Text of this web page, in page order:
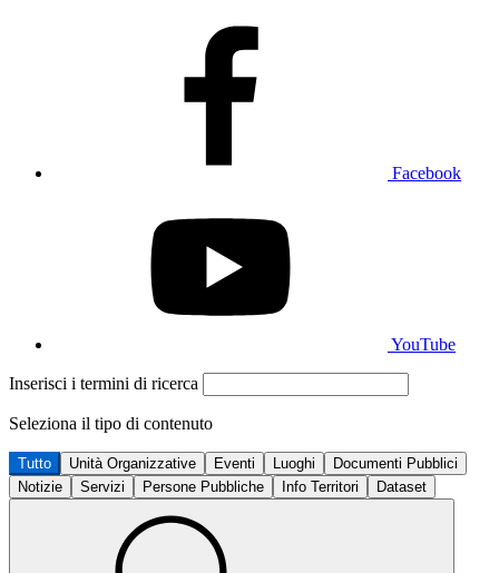
Facebook
YouTube
Inserisci i termini di ricerca
Seleziona il tipo di contenuto
Tutto Unità Organizzative Eventi Luoghi
Documenti Pubblici
Notizie
Servizi Persone Pubbliche Info Territori Dataset